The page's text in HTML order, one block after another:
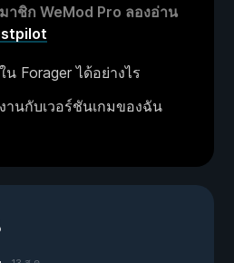
าชิก WeMod Pro ลองอ่าน
Forager ได้อย่างไร
านกับเวอร์ชันเกมของฉัน